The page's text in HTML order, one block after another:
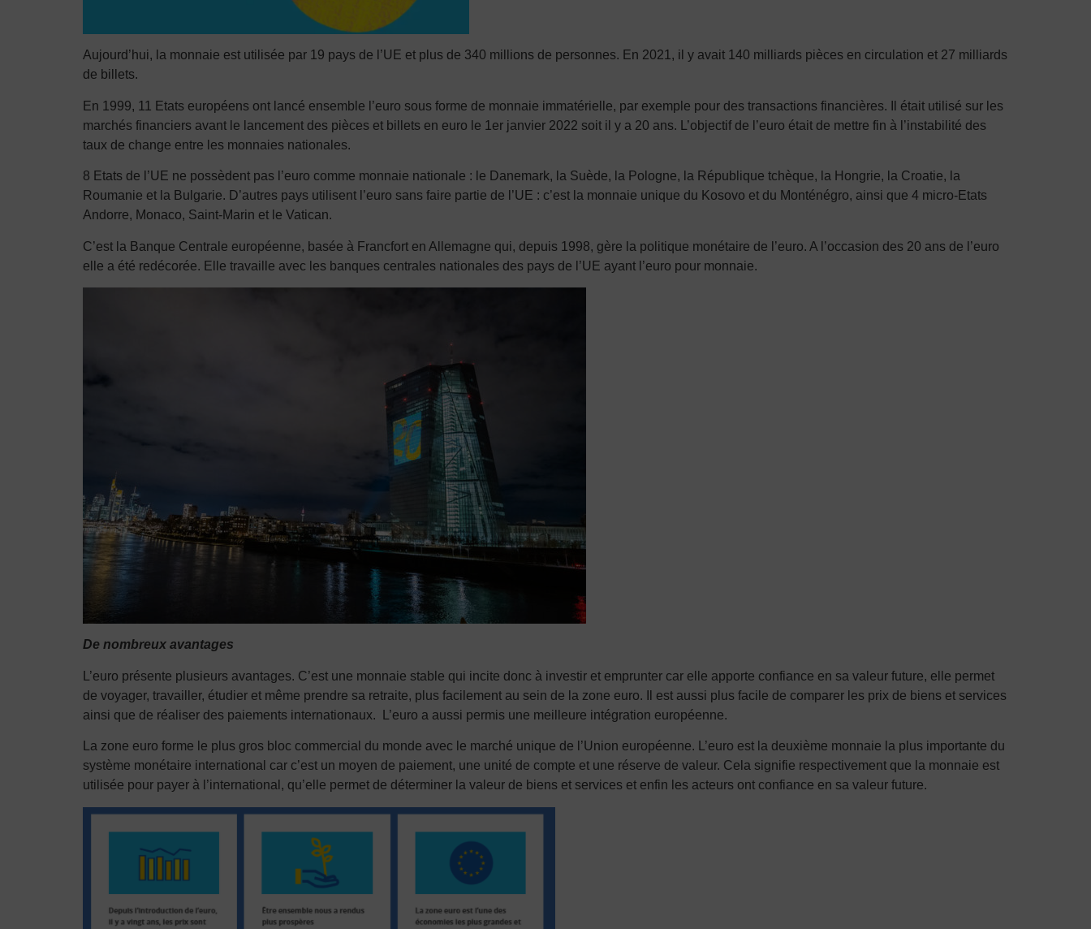
Aujourd’hui, la monnaie est utilisée par 19 pays de l’UE et plus de 340 millions de personnes. En 2021, il y avait 140 milliards pièces en circulation et 27 milliards
de billets.
En 1999, 11 Etats européens ont lancé ensemble l’euro sous forme de monnaie immatérielle, par exemple pour des transactions financières. Il était utilisé sur les
marchés financiers avant le lancement des pièces et billets en euro le 1er janvier 2022 soit il y a 20 ans. L’objectif de l’euro était de mettre fin à l’instabilité des
taux de change entre les monnaies nationales.
8 Etats de l’UE ne possèdent pas l’euro comme monnaie nationale : le Danemark, la Suède, la Pologne, la République tchèque, la Hongrie, la Croatie, la
Roumanie et la Bulgarie. D’autres pays utilisent l’euro sans faire partie de l’UE : c’est la monnaie unique du Kosovo et du Monténégro, ainsi que 4 micro-Etats
Andorre, Monaco, Saint-Marin et le Vatican.
C’est la Banque Centrale européenne, basée à Francfort en Allemagne qui, depuis 1998, gère la politique monétaire de l’euro. A l’occasion des 20 ans de l’euro
elle a été redécorée. Elle travaille avec les banques centrales nationales des pays de l’UE ayant l’euro pour monnaie.
De nombreux avantages
L’euro présente plusieurs avantages. C’est une monnaie stable qui incite donc à investir et emprunter car elle apporte confiance en sa valeur future, elle permet
de voyager, travailler, étudier et même prendre sa retraite, plus facilement au sein de la zone euro. Il est aussi plus facile de comparer les prix de biens et services
ainsi que de réaliser des paiements internationaux. L’euro a aussi permis une meilleure intégration européenne.
La zone euro forme le plus gros bloc commercial du monde avec le marché unique de l’Union européenne.
L’euro est la deuxième monnaie la plus importante du
système monétaire international car c’est un moyen de paiement, une unité de compte et une réserve de valeur. Cela signifie respectivement que la monnaie est
utilisée pour payer à l’international, qu’elle permet de déterminer la valeur de biens et services et enfin les acteurs ont confiance en sa valeur future.